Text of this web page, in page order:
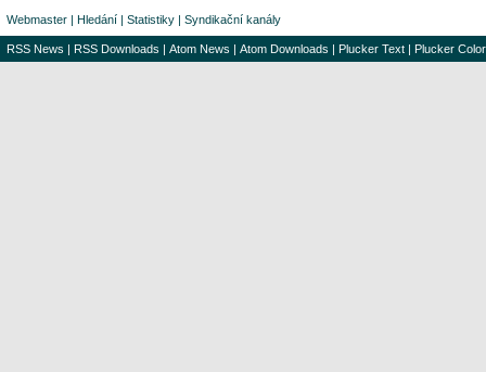
Webmaster | Hledání | Statistiky | Syndikační kanály
RSS News | RSS Downloads | Atom News | Atom Downloads | Plucker Text | Plucker Color